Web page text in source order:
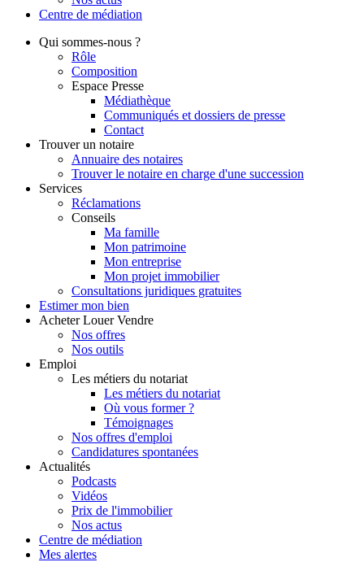
Centre de médiation
Qui sommes-nous ?
Rôle
Composition
Espace Presse
Médiathèque
Communiqués et dossiers de presse
Contact
Trouver un notaire
Annuaire des notaires
Trouver le notaire en charge d'une succession
Services
Réclamations
Conseils
Ma famille
Mon patrimoine
Mon entreprise
Mon projet immobilier
Consultations juridiques gratuites
Estimer mon bien
Acheter Louer Vendre
Nos offres
Nos outils
Emploi
Les métiers du notariat
Les métiers du notariat
Où vous former ?
Témoignages
Nos offres d'emploi
Candidatures spontanées
Actualités
Podcasts
Vidéos
Prix de l'immobilier
Nos actus
Centre de médiation
Mes alertes